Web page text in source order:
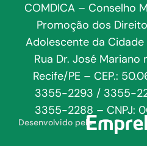
COMDICA – Conselho
Promoção dos
Adolescente da Cidade
Rua Dr. José Mariano
Recife/PE – CEP.:
3355-2293 / 3355-
3355-2288 – CNPJ:
Desenvolvido pela